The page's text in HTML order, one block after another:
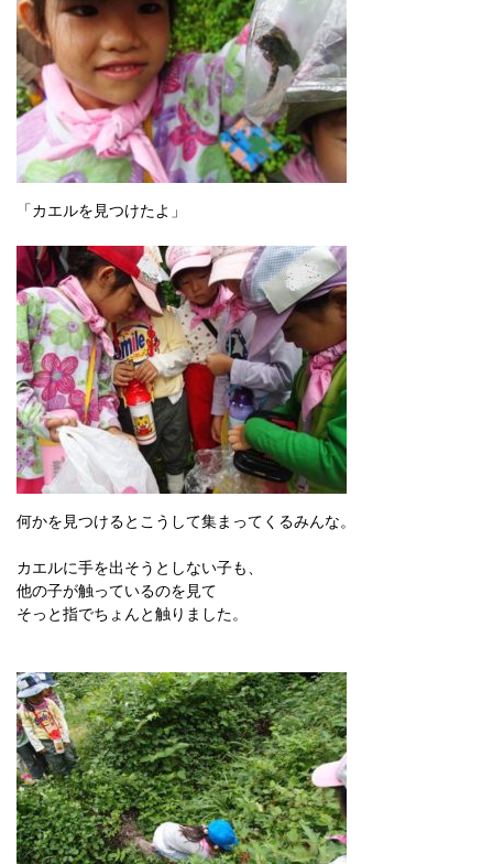
「カエルを見つけたよ」
何かを見つけるとこうして集まってくるみんな。
カエルに手を出そうとしない子も、
他の子が触っているのを見て
そっと指でちょんと触りました。